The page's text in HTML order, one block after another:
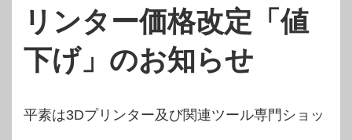
リンター価格改定「値
下げ」のお知らせ
平素は3Dプリンター及び関連ツール専門ショッ